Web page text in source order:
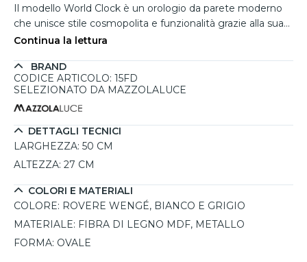
Il modello World Clock è un orologio da parete moderno
che unisce stile cosmopolita e funzionalità grazie alla sua
struttura ovale con due quadranti separati, ideali per
Roma e New York. Realizzato artigianalmente in Italia in
MDF con finitura satinata rovere wengé, bianco e grigio, si
lancette in metallo e il meccanismo tedesco silenzioso
completano un design raffinato. Una soluzione perfetta
per chi cerca orologi da parete particolari per ambienti
professionali e di carattere, che diano con semplicità una
Continua la lettura
BRAND
CODICE ARTICOLO: 15FD
SELEZIONATO DA MAZZOLALUCE
DETTAGLI TECNICI
LARGHEZZA: 50 CM
ALTEZZA: 27 CM
COLORI E MATERIALI
COLORE: ROVERE WENGÉ, BIANCO E GRIGIO
MATERIALE: FIBRA DI LEGNO MDF, METALLO
FORMA: OVALE